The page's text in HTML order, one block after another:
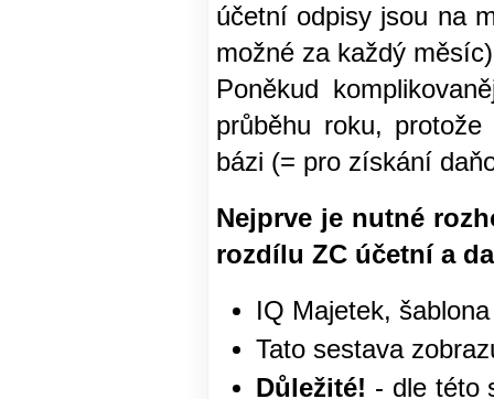
účetní odpisy jsou na
možné za každý
Poněkud
průběhu roku,
bázi (= pro získání
Nejprve je nutné
rozdílu ZC účetní a
IQ Majetek,
Tato sestava
Důležité! - dle této